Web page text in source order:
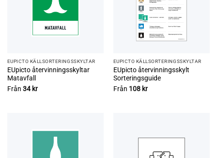
EUPICTO KÄLLSORTERINGSSKYLTAR
EUpicto återvinningsskyltar
Matavfall
Från 34 kr
EUPICTO KÄLLSORTERINGSSKYLTAR
EUpicto återvinningsskylt
Sorteringsguide
Från 108 kr